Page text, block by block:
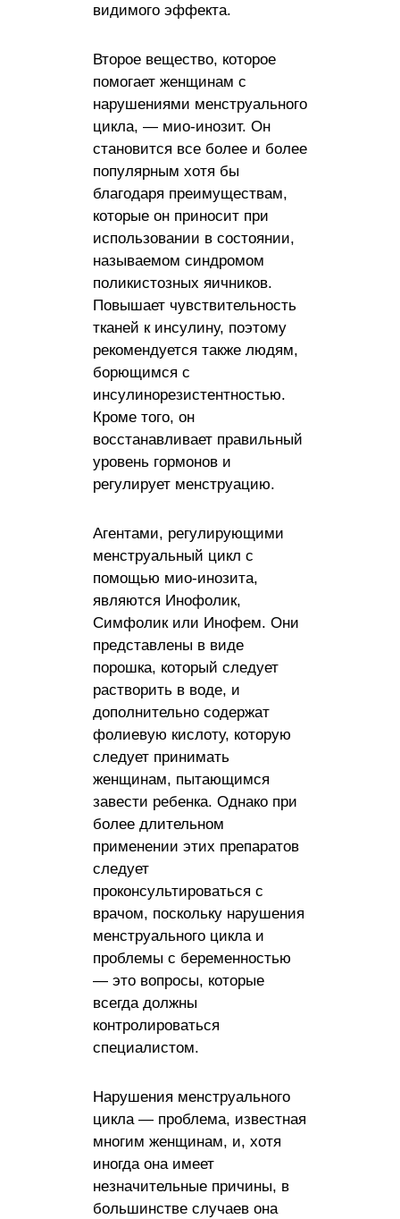
видимого эффекта.
Второе вещество, которое
помогает женщинам с
нарушениями менструального
цикла, — мио-инозит. Он
становится все более и более
популярным хотя бы
благодаря преимуществам,
которые он приносит при
использовании в состоянии,
называемом синдромом
поликистозных яичников.
Повышает чувствительность
тканей к инсулину, поэтому
рекомендуется также людям,
борющимся с
инсулинорезистентностью.
Кроме того, он
восстанавливает правильный
уровень гормонов и
регулирует менструацию.
Агентами, регулирующими
менструальный цикл с
помощью мио-инозита,
являются Инофолик,
Симфолик или Инофем. Они
представлены в виде
порошка, который следует
растворить в воде, и
дополнительно содержат
фолиевую кислоту, которую
следует принимать
женщинам, пытающимся
завести ребенка. Однако при
более длительном
применении этих препаратов
следует
проконсультироваться с
врачом, поскольку нарушения
менструального цикла и
проблемы с беременностью
— это вопросы, которые
всегда должны
контролироваться
специалистом.
Нарушения менструального
цикла — проблема, известная
многим женщинам, и, хотя
иногда она имеет
незначительные причины, в
большинстве случаев она